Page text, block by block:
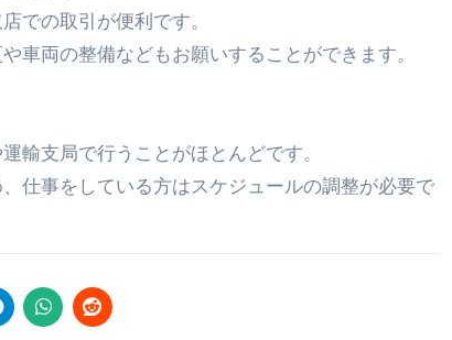
での取引が便利です。
車両の整備などもお願いすることができます。
輸支局で行うことがほとんどです。
仕事をしている方はスケジュールの調整が必要で